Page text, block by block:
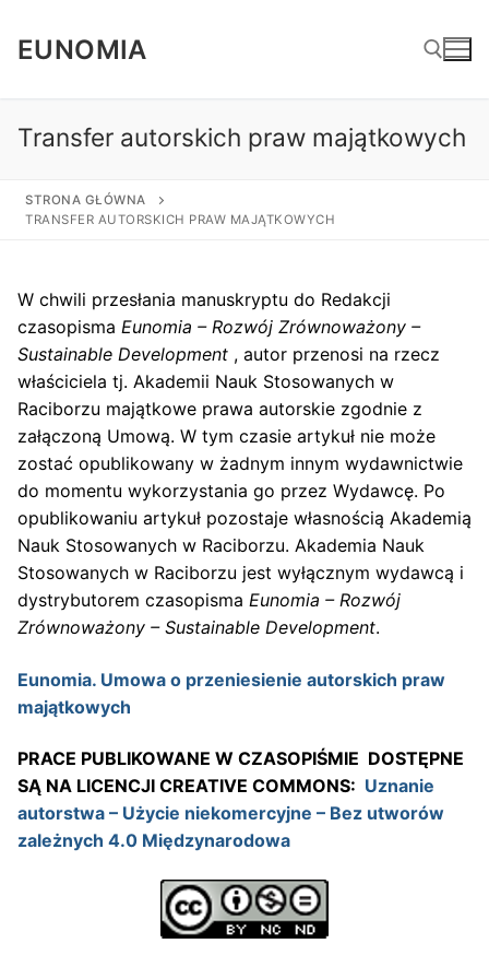
content
EUNOMIA
Search for:
Transfer autorskich praw majątkowych
STRONA GŁÓWNA
TRANSFER AUTORSKICH PRAW MAJĄTKOWYCH
W chwili przesłania manuskryptu do Redakcji
czasopisma Eunomia – Rozwój Zrównoważony –
Sustainable Development , autor przenosi na rzecz
właściciela tj. Akademii Nauk Stosowanych w
Raciborzu majątkowe prawa autorskie zgodnie z
załączoną Umową. W tym czasie artykuł nie może
zostać opublikowany w żadnym innym wydawnictwie
do momentu wykorzystania go przez Wydawcę. Po
opublikowaniu artykuł pozostaje własnością Akademią
Nauk Stosowanych w Raciborzu. Akademia Nauk
Stosowanych w Raciborzu jest wyłącznym wydawcą i
dystrybutorem czasopisma Eunomia – Rozwój
Zrównoważony – Sustainable Development.
Eunomia. Umowa o przeniesienie autorskich praw
majątkowych
PRACE PUBLIKOWANE W CZASOPIŚMIE DOSTĘPNE
SĄ NA LICENCJI CREATIVE COMMONS: Uznanie
autorstwa – Użycie niekomercyjne – Bez utworów
zależnych 4.0 Międzynarodowa